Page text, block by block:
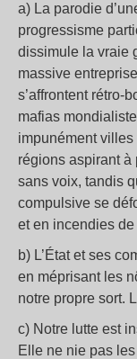
a) La parodie
progressisme
dissimule la vraie
massive
s’affrontent rétro-
mafias
impunément
régions aspirant à
sans voix, tandis
compulsive se
et en incendies
b) L’État et ses
en méprisant les
notre propre sort.
c) Notre lutte est
Elle ne nie pas